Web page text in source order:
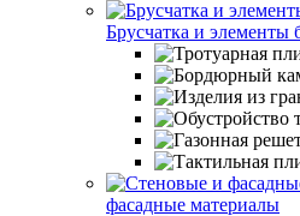
Брусчатка и элементы
фасадные материалы